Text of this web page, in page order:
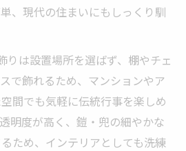
、現代の住まいにもしっくり馴
りは設置場所を選ばず、棚やチェ
で飾れるため、マンションやア
間でも気軽に伝統行事を楽しめ
明度が高く、鎧・兜の細やかな
ため、インテリアとしても洗練